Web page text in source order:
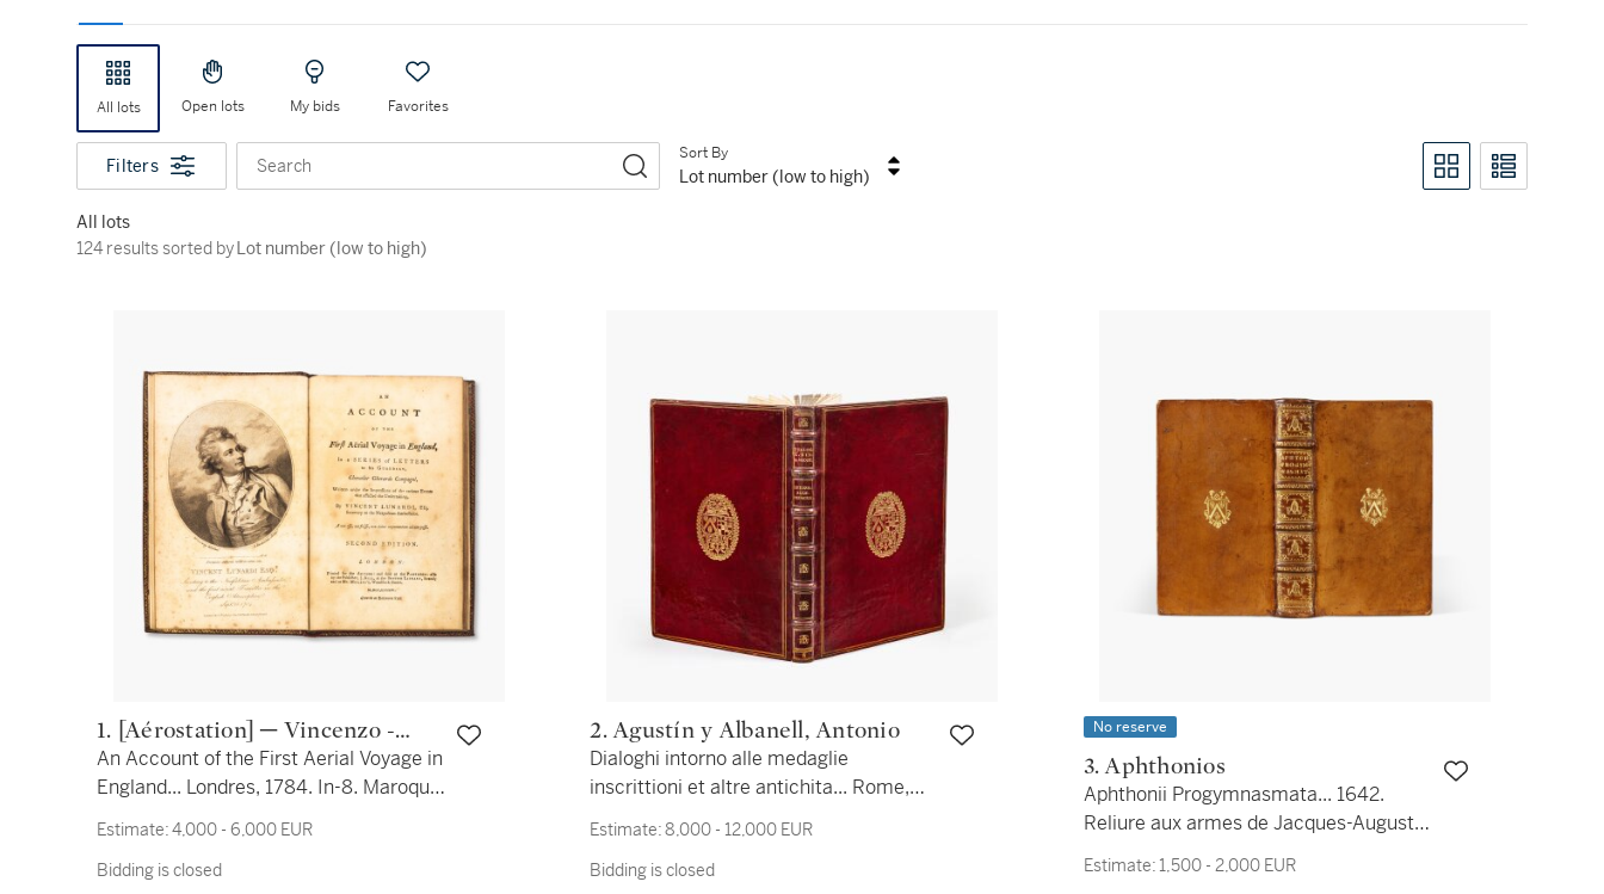
All lots Open lots My bids Favorites
Filters Search
Sort By
Lot number (low to high)
All lots
124 results sorted by Lot number (low to high)
124 results sorted byLot number (low to high)
1. [Aérostation] ─ Vincenzo ­
Lunardi
An Account of the First Aerial Voyage in
England... Londres, 1784. In-8. Maroquin
L'exemplaire du prince de Galles.
Estimate:4,000 - 6,000 EUR
Bidding is closed
2. Agustín y Albanell, Antonio
Dialoghi intorno alle medaglie
inscrittioni et altre antichita... Rome,
armes et au chiffre de Jacques-
Auguste de Thou. Première édition de
Estimate:8,000 - 12,000 EUR
Bidding is closed
No reserve
3. Aphthonios
Aphthonii Progymnasmata... 1642.
Reliure aux armes de Jacques-Auguste
London, John Brindley, 1744. Jolie
Estimate: 1,500 - 2,000 EUR